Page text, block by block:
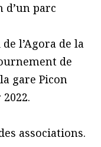
d’un parc
l’Agora de la
de
gare Picon
associations.